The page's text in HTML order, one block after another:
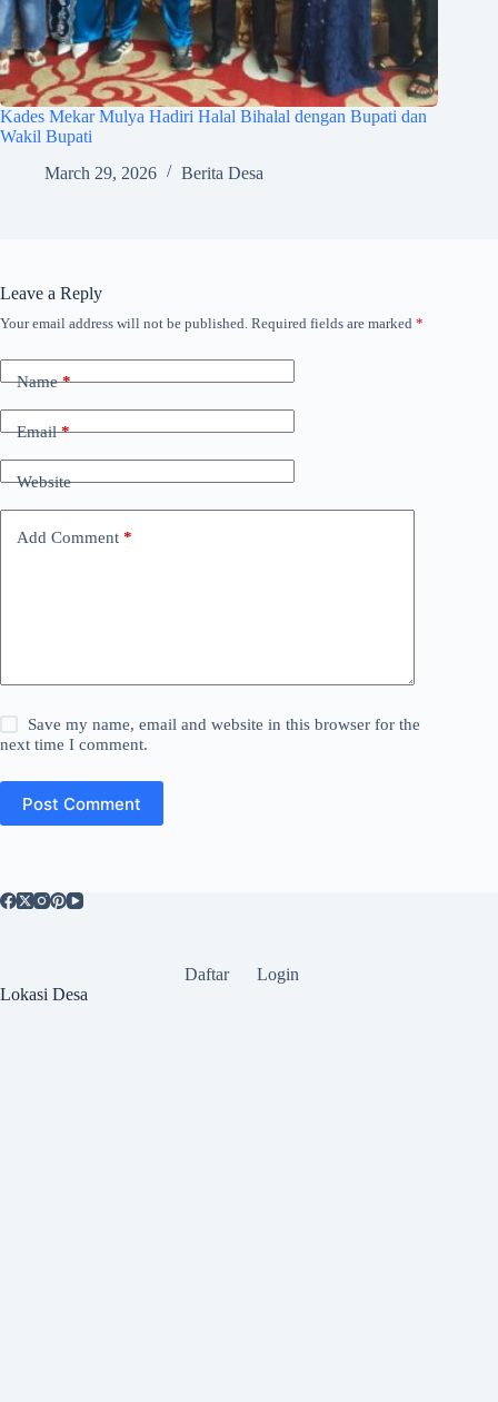
Kades Mekar Mulya Hadiri Halal Bihalal dengan Bupati dan
Wakil Bupati
March 29, 2026
Berita Desa
Leave a Reply
Your email address will not be published. Required fields are marked *
Name*
Email*
Website
Add Comment *
Save my name, email and website in this browser for the
next time I comment.
Post Comment
Daftar
Login
Lokasi Desa